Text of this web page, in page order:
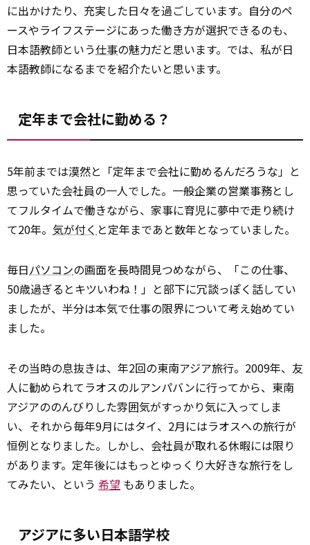
に出かけたり、充実した日々を過ごしています。自分のペ
ースやライフステージにあった働き方が選択できるのも、
日本語教師という仕事の魅力だと思います。では、私が日
本語教師になるまでを紹介たいと思います。
定年まで会社に勤める？
5年前までは漠然と「定年まで会社に勤めるんだろうな」と
思っていた会社員の一人でした。一般企業の営業事務とし
てフルタイムで働きながら、家事に育児に夢中で走り続け
て20年。 気が付く と定年まであと数年となっていました。
毎日パソコンの画面を長時間見つめながら、「この仕事、
50歳過ぎるとキツいわね！」と部下に冗談っぽく話してい
ましたが、半分は本気で仕事の限界について考え始めてい
ました。
その当時の息抜きは、年2回の東南アジア旅行。2009年、友
人に勧められてラオスのルアンパバンに行ってから、東南
アジアののんびりした雰囲気がすっかり気に入ってしま
い、それから毎年9月にはタイ、2月にはラオスへの旅行が
恒例となりました。しかし、会社員が取れる休暇には限り
があります。定年後にはもっとゆっくり大好きな旅行をし
てみたい、という 希望 もありました。
アジアに多い日本語学校